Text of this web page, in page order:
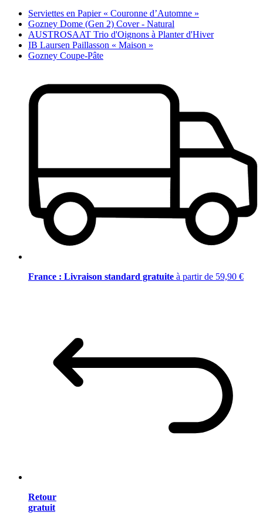
Serviettes en Papier « Couronne d’Automne »
Gozney Dome (Gen 2) Cover - Natural
AUSTROSAAT Trio d'Oignons à Planter d'Hiver
IB Laursen Paillasson « Maison »
Gozney Coupe-Pâte
France : Livraison standard gratuite à partir de 59,90 €
Retour
gratuit